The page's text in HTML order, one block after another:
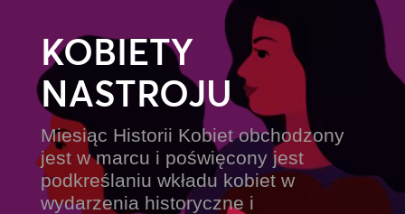
KOBIETY
NASTROJU
Miesiąc Historii Kobiet obchodzony
jest w marcu i poświęcony jest
podkreślaniu wkładu kobiet w
wydarzenia historyczne i